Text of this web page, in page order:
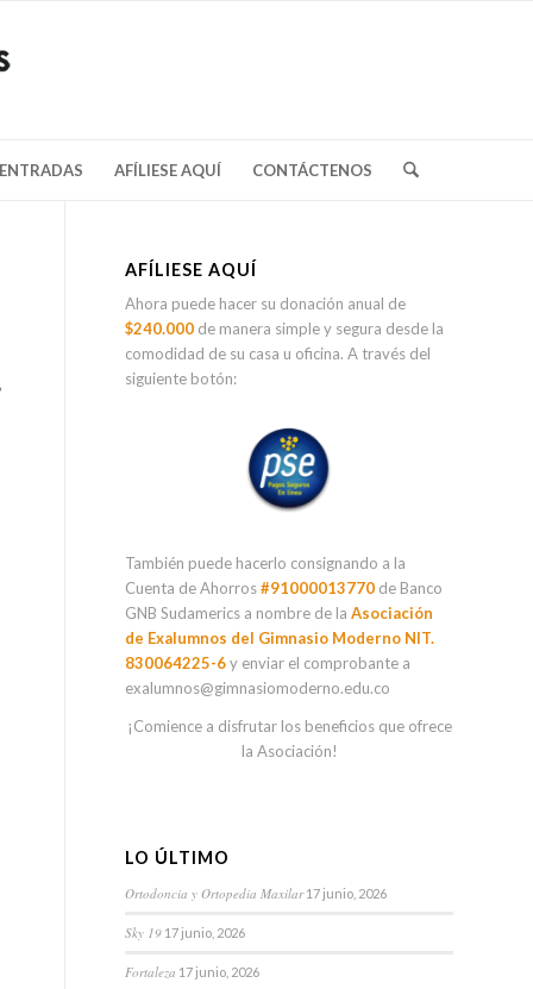
AFÍLIESE AQUÍ CONTÁCTENOS
AFÍLIESE AQUÍ
Ahora puede hacer su donación anual de
$240.000 de manera simple y segura desde la
comodidad de su casa u oficina. A través del
siguiente botón:
También puede hacerlo consignando a la
Cuenta de Ahorros#91000013770 de Banco
GNB Sudamerics a nombre de laAsociación
de Exalumnos del Gimnasio Moderno NIT.
830064225-6y enviar el comprobante a
exalumnos@gimnasiomoderno.edu.co
¡Comience a disfrutar los beneficios que ofrece
la Asociación!
LO ÚLTIMO
Ortodoncia y Ortopedia Maxilar 17 junio, 2026
Sky 19 17 junio, 2026
Fortaleza 17 junio, 2026